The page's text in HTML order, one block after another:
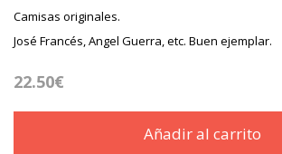
Camisas originales.
José Francés, Angel Guerra, etc. Buen ejemplar.
22.50€
Añadir al carrito